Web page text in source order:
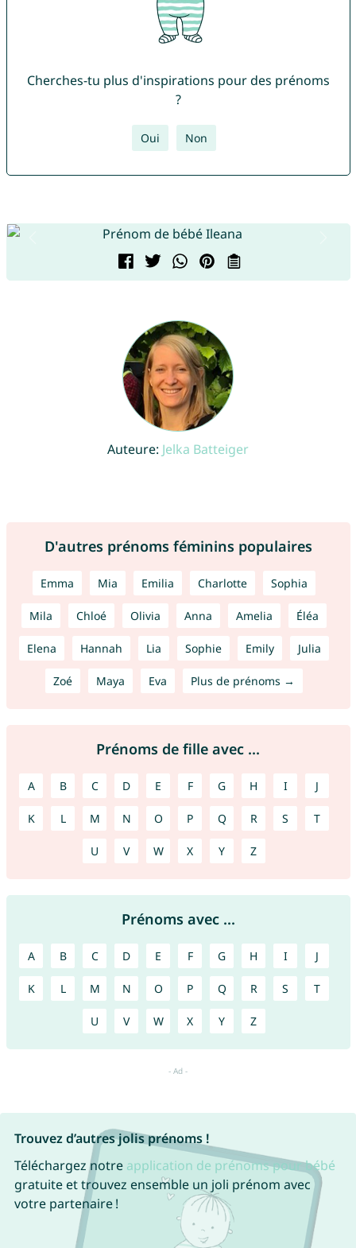
Cherches-tu plus d'inspirations pour des prénoms
?
Oui Non
Auteure: Jelka Batteiger
D'autres prénoms féminins populaires
Emma Mia Emilia Charlotte Sophia
Mila Chloé Olivia Anna Amelia Éléa
Elena Hannah Lia Sophie Emily Julia
Zoé Maya Eva Plus de prénoms →
Prénoms de fille avec ...
A B C D E F G H I J
K L M N O P Q R S T
U V W X Y Z
Prénoms avec ...
A B C D E F G H I J
K L M N O P Q R S T
U V W X Y Z
Trouvez d’autres jolis prénoms !
Téléchargez notre application de prénoms pour bébé
gratuite et trouvez ensemble un joli prénom avec
votre partenaire !